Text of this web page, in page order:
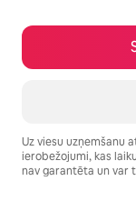
Uz viesu uzņemšanu
ierobežojumi, kas
nav garantēta un var